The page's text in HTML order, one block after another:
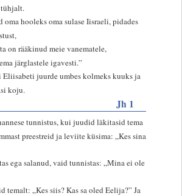
oma hooleks oma sulase Iisraeli, pidades
on rääkinud meie vanematele,
järglastele igavesti.”
Eliisabeti juurde umbes kolmeks kuuks ja
koju.
Jh 1
tunnistus, kui juudid läkitasid tema
preestreid ja leviite küsima: „Kes sina
ega salanud, vaid tunnistas: „Mina ei ole
temalt: „Kes siis? Kas sa oled Eelija?” Ja